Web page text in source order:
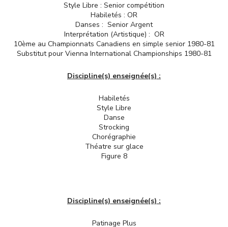
Style Libre : Senior compétition
Habiletés : OR
Danses : Senior Argent
Interprétation (Artistique) : OR
10ème au Championnats Canadiens en simple senior 1980-81
Substitut pour Vienna International Championships 1980-81
Discipline(s) enseignée(s) :
Habiletés
Style Libre
Danse
Strocking
Chorégraphie
Théatre sur glace
Figure 8
Discipline(s) enseignée(s) :
Patinage Plus